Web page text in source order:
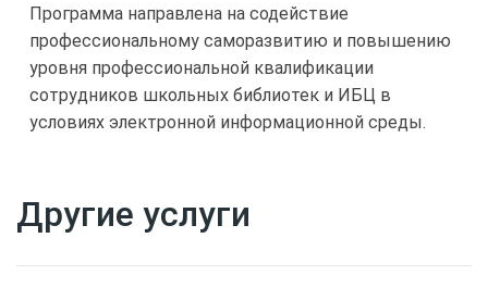
Программа направлена на содействие
профессиональному саморазвитию и повышению
уровня профессиональной квалификации
сотрудников школьных библиотек и ИБЦ в
условиях электронной информационной среды.
Другие услуги